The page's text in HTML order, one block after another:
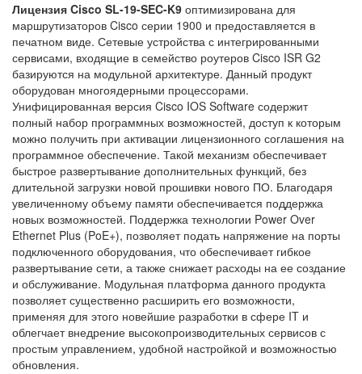
Лицензия Cisco SL-19-SEC-K9 оптимизирована для
маршрутизаторов Cisco серии 1900 и предоставляется в
печатном виде. Сетевые устройства с интегрированными
сервисами, входящие в семейство роутеров Cisco ISR G2
базируются на модульной архитектуре. Данный продукт
оборудован многоядерными процессорами.
Унифицированная версия Cisco IOS Software содержит
полный набор программных возможностей, доступ к которым
можно получить при активации лицензионного соглашения на
программное обеспечение. Такой механизм обеспечивает
быстрое развертывание дополнительных функций, без
длительной загрузки новой прошивки нового ПО. Благодаря
увеличенному объему памяти обеспечивается поддержка
новых возможностей. Поддержка технологии Power Over
Ethernet Plus (PoE+), позволяет подать напряжение на порты
подключенного оборудования, что обеспечивает гибкое
развертывание сети, а также снижает расходы на ее создание
и обслуживание. Модульная платформа данного продукта
позволяет существенно расширить его возможности,
применяя для этого новейшие разработки в сфере IT и
облегчает внедрение высокопроизводительных сервисов с
простым управлением, удобной настройкой и возможностью
обновления.